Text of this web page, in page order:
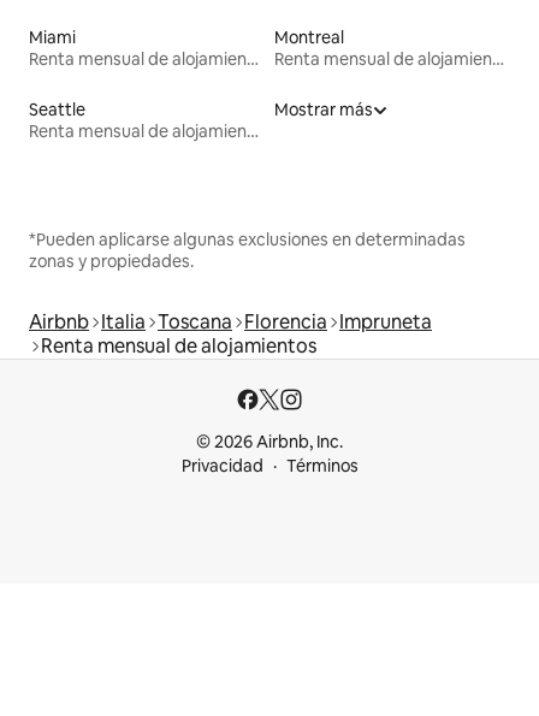
Miami
Renta mensual de alojamientos
Montreal
Renta mensual de alojamientos
Seattle
Renta mensual de alojamientos
Mostrar más
*Pueden aplicarse algunas exclusiones en determinadas
zonas y propiedades.
Airbnb Italia Toscana Florencia Impruneta
Renta mensual de alojamientos
© 2026 Airbnb, Inc.
Privacidad
Términos